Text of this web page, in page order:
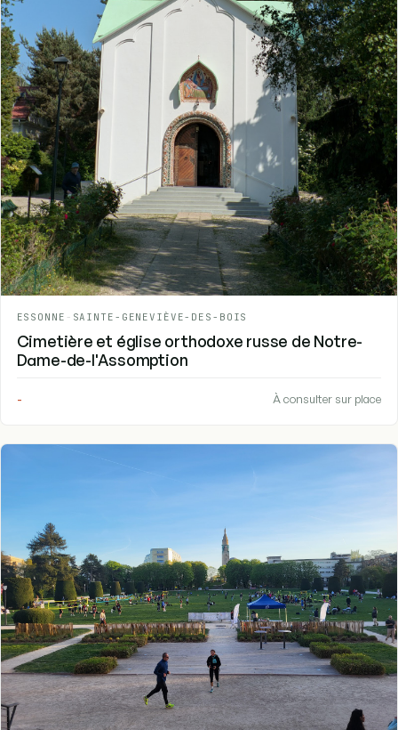
ESSONNE - SAINTE-GENEVIÈVE-DES-BOIS
Cimetière et église orthodoxe russe de Notre-
Dame-de-l'Assomption
- À consulter sur place